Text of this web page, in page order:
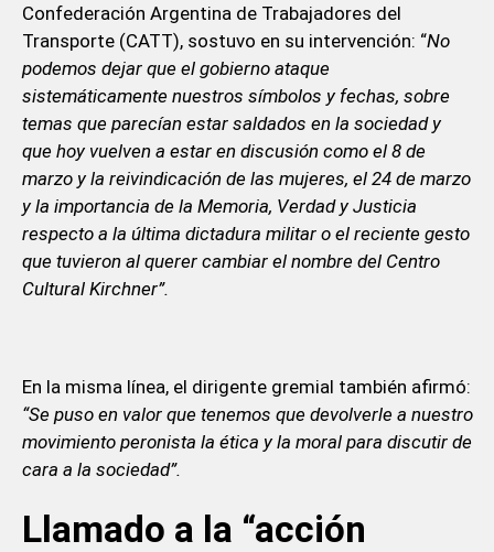
Confederación Argentina de Trabajadores del
Transporte (CATT), sostuvo en su intervención: “No
podemos dejar que el gobierno ataque
sistemáticamente nuestros símbolos y fechas, sobre
temas que parecían estar saldados en la sociedad y
que hoy vuelven a estar en discusión como el 8 de
marzo y la reivindicación de las mujeres, el 24 de marzo
y la importancia de la Memoria, Verdad y Justicia
respecto a la última dictadura militar o el reciente gesto
que tuvieron al querer cambiar el nombre del Centro
Cultural Kirchner”.
En la misma línea, el dirigente gremial también afirmó:
“Se puso en valor que tenemos que devolverle a nuestro
movimiento peronista la ética y la moral para discutir de
cara a la sociedad”.
Llamado a la “acción